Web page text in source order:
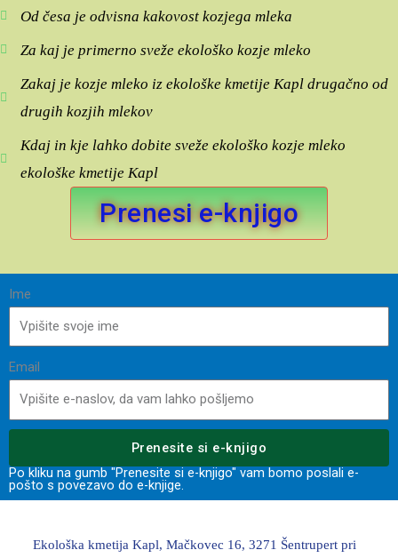
Od česa je odvisna kakovost kozjega mleka
Za kaj je primerno sveže ekološko kozje mleko
Zakaj je kozje mleko iz ekološke kmetije Kapl drugačno od
drugih kozjih mlekov
Kdaj in kje lahko dobite sveže ekološko kozje mleko
ekološke kmetije Kapl
Prenesi e-knjigo
Ime
Email
Prenesite si e-knjigo
Po kliku na gumb "Prenesite si e-knjigo" vam bomo poslali e-
pošto s povezavo do e-knjige.
Ekološka kmetija Kapl, Mačkovec 16, 3271 Šentrupert pri